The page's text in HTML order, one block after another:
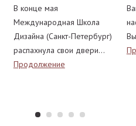
В конце мая
Международная Школа
Дизайна (Санкт-Петербург)
распахнула свои двери…
Продолжение